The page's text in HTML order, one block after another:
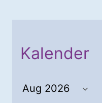
Kalender